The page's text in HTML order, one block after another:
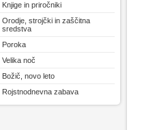
Knjige in priročniki
Orodje, strojčki in zaščitna
sredstva
Poroka
Velika noč
Božič, novo leto
Rojstnodnevna zabava